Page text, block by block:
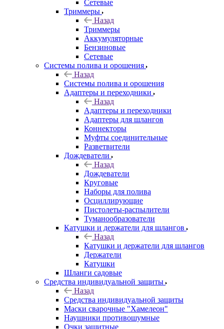
Сетевые
Триммеры
Назад
Триммеры
Аккумуляторные
Бензиновые
Сетевые
Системы полива и орошения
Назад
Системы полива и орошения
Адаптеры и переходники
Назад
Адаптеры и переходники
Адаптеры для шлангов
Коннекторы
Муфты соединительные
Разветвители
Дождеватели
Назад
Дождеватели
Круговые
Наборы для полива
Осциллирующие
Пистолеты-распылители
Туманообразователи
Катушки и держатели для шлангов
Назад
Катушки и держатели для шлангов
Держатели
Катушки
Шланги садовые
Средства индивидуальной защиты
Назад
Средства индивидуальной защиты
Маски сварочные "Хамелеон"
Наушники противошумные
Очки защитные